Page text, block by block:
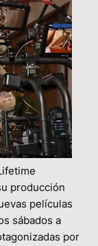
producción
películas
sábados a
por